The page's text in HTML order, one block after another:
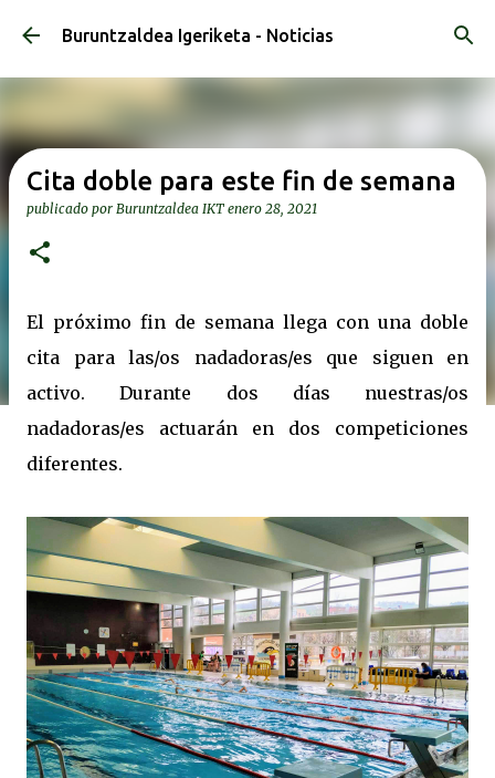
Ir al contenido principal
Buruntzaldea Igeriketa - Noticias
Cita doble para este fin de semana
publicado por Buruntzaldea IKT enero 28, 2021
El próximo fin de semana llega con una doble
cita para las/os nadadoras/es que siguen en
activo. Durante dos días nuestras/os
nadadoras/es actuarán en dos competiciones
diferentes.